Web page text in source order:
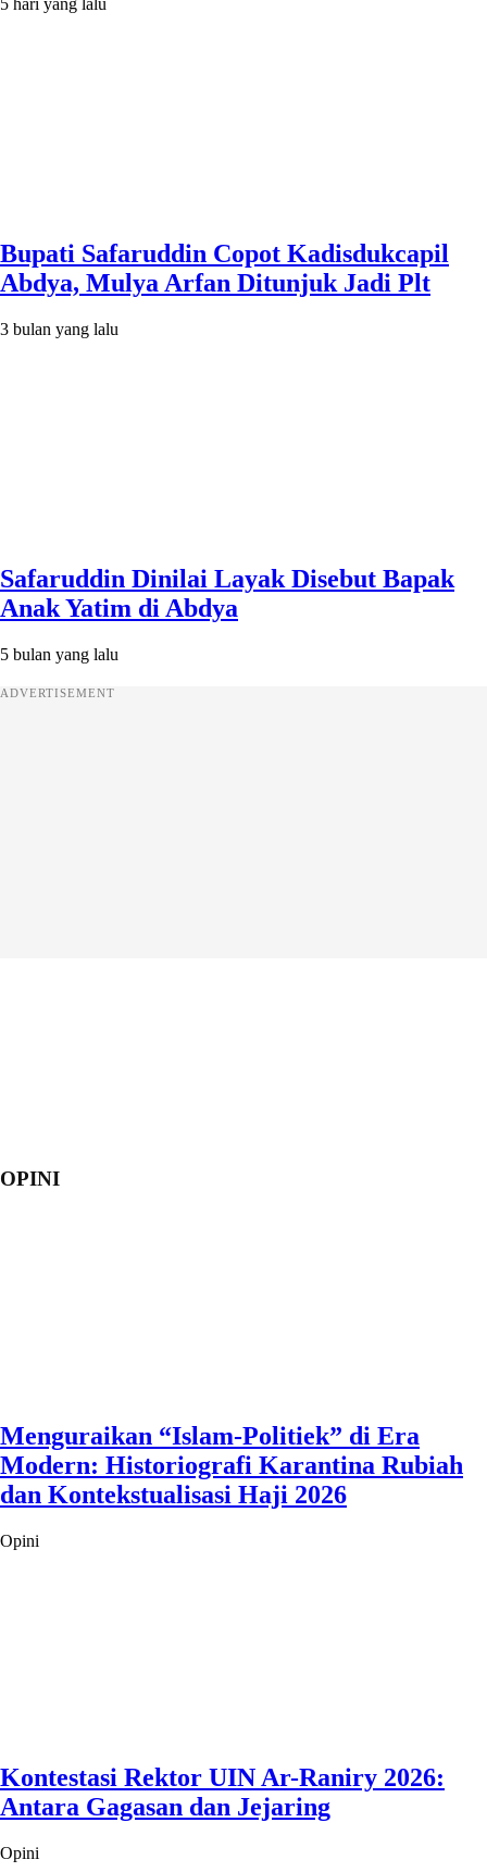
5 hari yang lalu
Bupati Safaruddin Copot Kadisdukcapil
Abdya, Mulya Arfan Ditunjuk Jadi Plt
3 bulan yang lalu
Safaruddin Dinilai Layak Disebut Bapak
Anak Yatim di Abdya
5 bulan yang lalu
ADVERTISEMENT
OPINI
Menguraikan “Islam-Politiek” di Era
Modern: Historiografi Karantina Rubiah
dan Kontekstualisasi Haji 2026
Opini
Kontestasi Rektor UIN Ar-Raniry 2026:
Antara Gagasan dan Jejaring
Opini